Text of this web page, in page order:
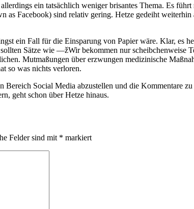
ein tatsächlich weniger brisantes Thema. Es
as Facebook) sind relativ gering. Hetze gedeiht
ein Fall für die Einsparung von Papier wäre. Klar, es
Sätze wie —žWir bekommen nur scheibchenweise
Mutmaßungen über erzwungen medizinische
so was nichts verloren.
Bereich Social Media abzustellen und die
geht schon über Hetze hinaus.
Felder sind mit * markiert